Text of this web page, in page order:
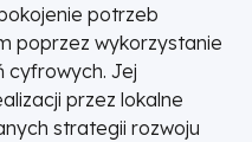
potrzeb
poprzez wykorzystanie
cyfrowych. Jej
przez lokalne
strategii rozwoju